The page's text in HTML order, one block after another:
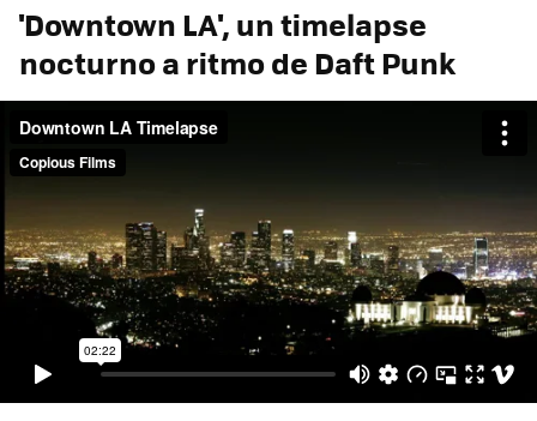
'Downtown LA', un timelapse
nocturno a ritmo de Daft Punk